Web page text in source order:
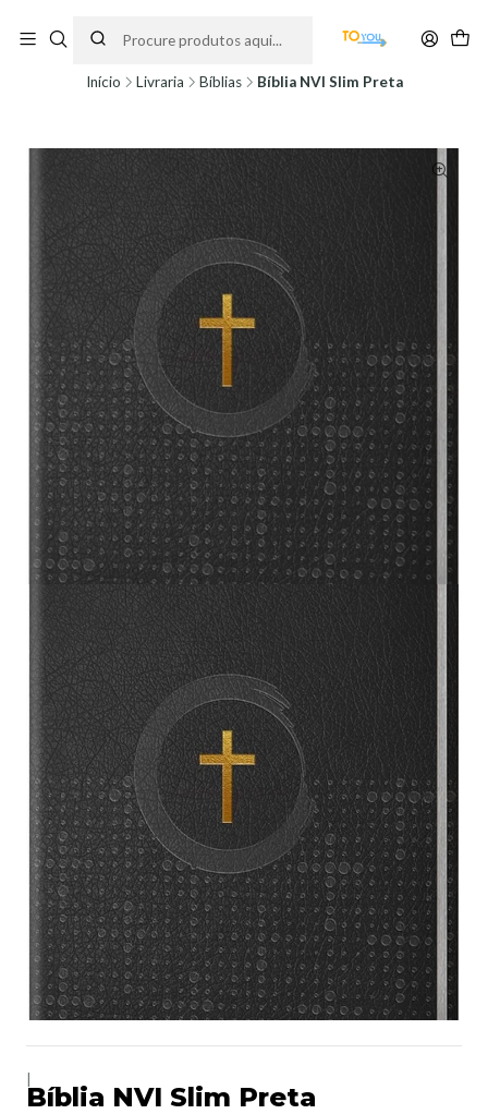
partir do dia 11 de Agosto, às 10H.
Início Livraria Bíblias Bíblia NVI Slim Preta
Bíblia NVI Slim Preta